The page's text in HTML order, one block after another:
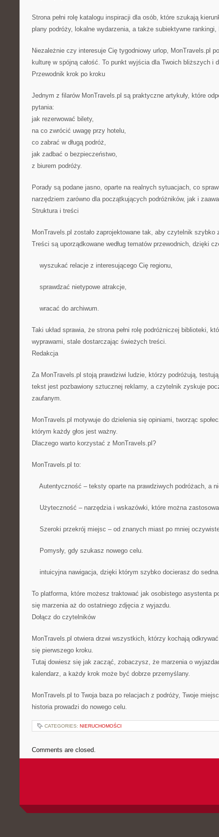
Strona pełni rolę katalogu inspiracji dla osób, które szukają
plany podróży, lokalne wydarzenia, a także subiektywne
Niezależnie czy interesuje Cię tygodniowy urlop, MonTravels.pl
kulturę w spójną całość. To punkt wyjścia dla Twoich bliższych i
Przewodnik krok po kroku
Jednym z filarów MonTravels.pl są praktyczne artykuły, które
pytania:
jak rezerwować bilety,
na co zwrócić uwagę przy hotelu,
co zabrać w długą podróż,
jak zadbać o bezpieczeństwo,
z biurem podróży.
Porady są podane jasno, oparte na realnych sytuacjach, co
narzędziem zarówno dla początkujących podróżników, jak i
Struktura i treści
MonTravels.pl zostało zaprojektowane tak, aby czytelnik szybko
Treści są uporządkowane według tematów przewodnich, dzięki
wyszukać relacje z interesującego Cię regionu,
sprawdzać nietypowe atrakcje,
wracać do archiwum.
Taki układ sprawia, że strona pełni rolę podróżniczej biblioteki,
wyprawami, stale dostarczając świeżych treści.
Redakcja
Za MonTravels.pl stoją prawdziwi ludzie, którzy podróżują,
tekst jest pozbawiony sztucznej reklamy, a czytelnik zyskuje
zaufanym.
MonTravels.pl motywuje do dzielenia się opiniami, tworząc
którym każdy głos jest ważny.
Dlaczego warto korzystać z MonTravels.pl?
MonTravels.pl to:
Autentyczność – teksty oparte na prawdziwych podróżach, a
Użyteczność – narzędzia i wskazówki, które można
Szeroki przekrój miejsc – od znanych miast po mniej
Pomysły, gdy szukasz nowego celu.
intuicyjna nawigacja, dzięki którym szybko docierasz do
To platforma, które możesz traktować jak osobistego asystenta
się marzenia aż do ostatniego zdjęcia z wyjazdu.
Dołącz do czytelników
MonTravels.pl otwiera drzwi wszystkich, którzy kochają
się pierwszego kroku.
Tutaj dowiesz się jak zacząć, zobaczysz, że marzenia o
kalendarz, a każdy krok może być dobrze przemyślany.
MonTravels.pl to Twoja baza po relacjach z podróży, Twoje
historia prowadzi do nowego celu.
CATEGORIES: NIERUCHOMOŚCI
Comments are closed.